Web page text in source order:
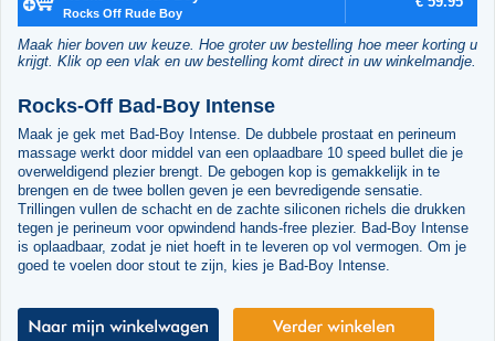
Rocks Off Rude Boy
Maak hier boven uw keuze. Hoe groter uw bestelling hoe meer korting u
krijgt. Klik op een vlak en uw bestelling komt direct in uw winkelmandje.
Rocks-Off Bad-Boy Intense
Maak je gek met Bad-Boy Intense. De dubbele prostaat en perineum
massage werkt door middel van een oplaadbare 10 speed bullet die je
overweldigend plezier brengt. De gebogen kop is gemakkelijk in te
brengen en de twee bollen geven je een bevredigende sensatie.
Trillingen vullen de schacht en de zachte siliconen richels die drukken
tegen je perineum voor opwindend hands-free plezier. Bad-Boy Intense
is oplaadbaar, zodat je niet hoeft in te leveren op vol vermogen. Om je
goed te voelen door stout te zijn, kies je Bad-Boy Intense.